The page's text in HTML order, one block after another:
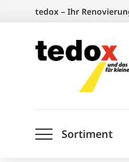
springen
tedox – Ihr
Sortiment